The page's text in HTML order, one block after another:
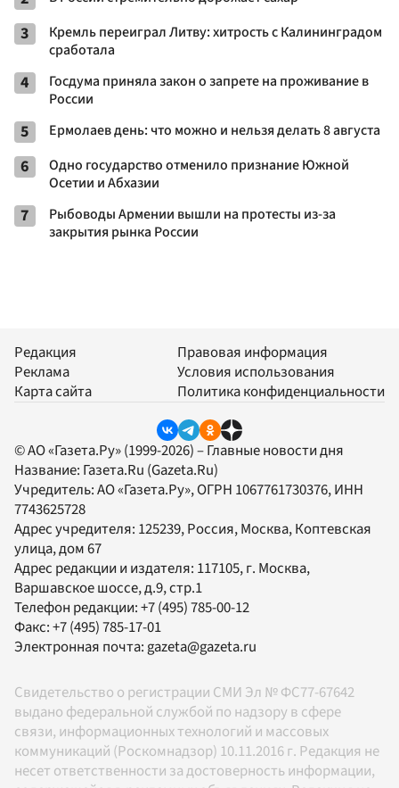
3
Кремль переиграл Литву: хитрость с Калининградом
сработала
4
Госдума приняла закон о запрете на проживание в
России
5 Ермолаев день: что можно и нельзя делать 8 августа
6
Одно государство отменило признание Южной
Осетии и Абхазии
7
Рыбоводы Армении вышли на протесты из-за
закрытия рынка России
Редакция
Реклама
Карта сайта
Правовая информация
Условия использования
Политика конфиденциальности
© АО «Газета.Ру» (1999-2026) – Главные новости дня
Название: Газета.Ru (Gazeta.Ru)
Учредитель:АО «Газета.Ру», ОГРН 1067761730376, ИНН
7743625728
Адрес учредителя: 125239, Россия, Москва, Коптевская
улица, дом 67
Адрес редакции и издателя: 117105, г. Москва,
Варшавское шоссе, д.9, стр.1
Телефон редакции:+7 (495) 785-00-12
Факс:+7 (495) 785-17-01
Электронная почта:gazeta@gazeta.ru
Свидетельство о регистрации СМИ Эл № ФС77-67642
выдано федеральной службой по надзору в сфере
связи, информационных технологий и массовых
коммуникаций (Роскомнадзор) 10.11.2016 г. Редакция не
несет ответственности за достоверность информации,